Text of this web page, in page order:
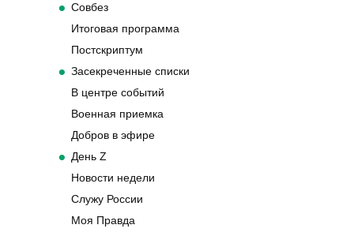
Совбез
Итоговая программа
Постскриптум
Засекреченные списки
В центре событий
Военная приемка
Добров в эфире
День Z
Новости недели
Служу России
Моя Правда